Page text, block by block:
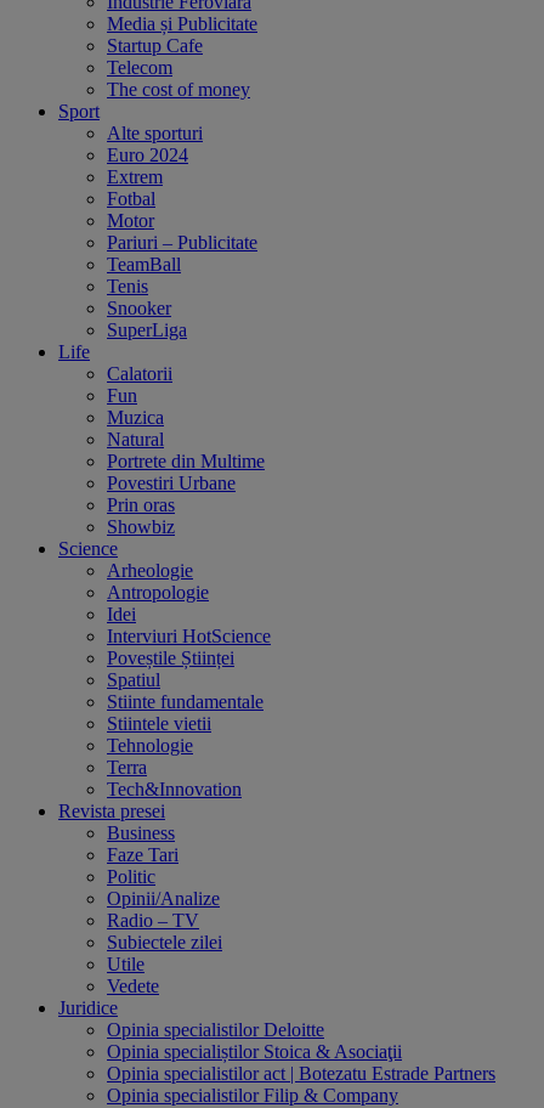
Media și Publicitate
Startup Cafe
Telecom
The cost of money
Sport
Alte sporturi
Euro 2024
Extrem
Fotbal
Motor
Pariuri – Publicitate
TeamBall
Tenis
Snooker
SuperLiga
Life
Calatorii
Fun
Muzica
Natural
Portrete din Multime
Povestiri Urbane
Prin oras
Showbiz
Science
Arheologie
Antropologie
Idei
Interviuri HotScience
Poveștile Științei
Spatiul
Stiinte fundamentale
Stiintele vietii
Tehnologie
Terra
Tech&Innovation
Revista presei
Business
Faze Tari
Politic
Opinii/Analize
Radio – TV
Subiectele zilei
Utile
Vedete
Juridice
Opinia specialistilor Deloitte
Opinia specialiștilor Stoica & Asociaţii
Opinia specialistilor act | Botezatu Estrade Partners
Opinia specialistilor Filip & Company